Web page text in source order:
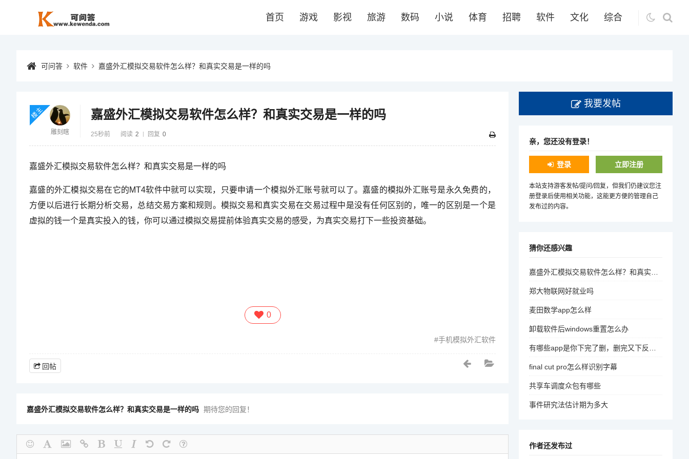
首页 游戏 影视 旅游 数码 小说 体育 招聘 软件 文化 综合
可问答 软件 嘉盛外汇模拟交易软件怎么样？和真实交易是一样的吗
嘉盛外汇模拟交易软件怎么样？和真实交易是一样的吗
25秒前 阅读 2 回复 0
雕刻瞎
楼主
嘉盛外汇模拟交易软件怎么样？和真实交易是一样的吗
嘉盛的外汇模拟交易在它的MT4软件中就可以实现，只要申请一个模拟外汇账号就可以了。嘉盛的模拟外汇账号是永久免费的，
方便以后进行长期分析交易，总结交易方案和规则。模拟交易和真实交易在交易过程中是没有任何区别的，唯一的区别是一个是
虚拟的钱一个是真实投入的钱，你可以通过模拟交易提前体验真实交易的感受，为真实交易打下一些投资基础。
0
手机模拟外汇软件
回帖
嘉盛外汇模拟交易软件怎么样？和真实交易是一样的吗 期待您的回复！
我要发帖
亲，您还没有登录！
登录 立即注册
本站支持游客发帖/提问/回复，但我们仍建议您注
册登录后使用相关功能，这能更方便的管理自己
发布过的内容。
猜你还感兴趣
嘉盛外汇模拟交易软件怎么样？和真实交易是一样的吗
郑大物联网好就业吗
麦田数学app怎么样
卸载软件后windows重置怎么办
有哪些app是你下完了删，删完又下反反复复的？推荐一些自己认为很牛的app吧
final cut pro怎么样识别字幕
共享车调度众包有哪些
事件研究法估计期为多大
作者还发布过